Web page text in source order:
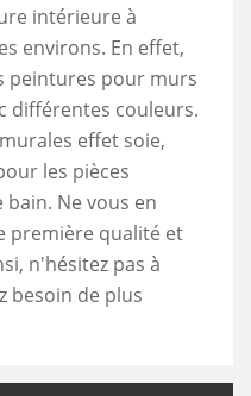
intérieure à
environs. En effet,
peintures pour murs
différentes couleurs.
effet soie,
les pièces
Ne vous en
première qualité et
n'hésitez pas à
besoin de plus